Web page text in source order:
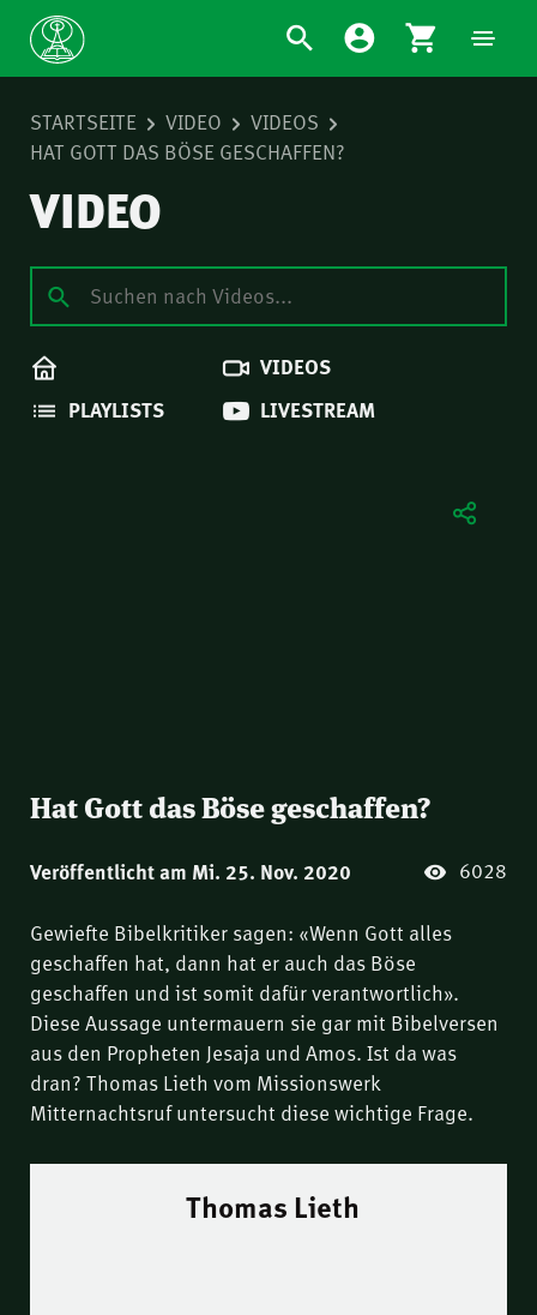
STARTSEITE VIDEO
VIDEOS
HAT GOTT DAS BÖSE GESCHAFFEN?
VIDEO
VIDEOS
PLAYLISTS
LIVESTREAM
Hat Gott das Böse geschaffen?
Veröffentlicht am Mi. 25. Nov. 2020 6028
Gewiefte Bibelkritiker sagen: «Wenn Gott alles
geschaffen hat, dann hat er auch das Böse
geschaffen und ist somit dafür verantwortlich».
Diese Aussage untermauern sie gar mit Bibelversen
aus den Propheten Jesaja und Amos. Ist da was
dran? Thomas Lieth vom Missionswerk
Mitternachtsruf untersucht diese wichtige Frage.
Thomas Lieth